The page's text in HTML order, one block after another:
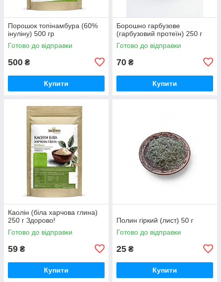
Порошок топінамбура (60%
інуліну) 500 гр
Готово до відправки
500 ₴
Купити
Борошно гарбузове
(гарбузовий протеїн) 250 г
Готово до відправки
70 ₴
Купити
Каолін (біла харчова глина)
250 г Здорово!
Готово до відправки
59 ₴
Купити
Полин гіркий (лист) 50 г
Готово до відправки
25 ₴
Купити